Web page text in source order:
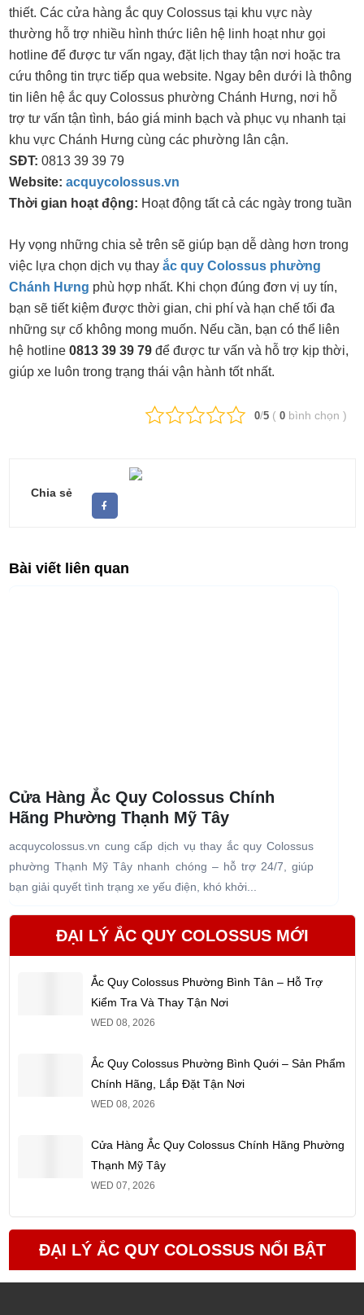
thiết. Các cửa hàng ắc quy Colossus tại khu vực này
thường hỗ trợ nhiều hình thức liên hệ linh hoạt như gọi
hotline để được tư vấn ngay, đặt lịch thay tận nơi hoặc tra
cứu thông tin trực tiếp qua website. Ngay bên dưới là thông
tin liên hệ ắc quy Colossus phường Chánh Hưng, nơi hỗ
trợ tư vấn tận tình, báo giá minh bạch và phục vụ nhanh tại
khu vực Chánh Hưng cùng các phường lân cận.
SĐT: 0813 39 39 79
Website: acquycolossus.vn
Thời gian hoạt động: Hoạt động tất cả các ngày trong tuần
Hy vọng những chia sẻ trên sẽ giúp bạn dễ dàng hơn trong
việc lựa chọn dịch vụ thay ắc quy Colossus phường
Chánh Hưng phù hợp nhất. Khi chọn đúng đơn vị uy tín,
bạn sẽ tiết kiệm được thời gian, chi phí và hạn chế tối đa
những sự cố không mong muốn. Nếu cần, bạn có thể liên
hệ hotline 0813 39 39 79để được tư vấn và hỗ trợ kịp thời,
giúp xe luôn trong trạng thái vận hành tốt nhất.
0/5 ( 0 bình chọn )
Chia sẻ
Bài viết liên quan
Cửa Hàng Ắc Quy Colossus Chính
Hãng Phường Thạnh Mỹ Tây
acquycolossus.vn cung cấp dịch vụ thay ắc quy Colossus
phường Thạnh Mỹ Tây nhanh chóng – hỗ trợ 24/7, giúp
bạn giải quyết tình trạng xe yếu điện, khó khởi...
ĐẠI LÝ ẮC QUY COLOSSUS MỚI
Ắc Quy Colossus Phường Bình Tân – Hỗ Trợ
Kiểm Tra Và Thay Tận Nơi
WED 08, 2026
Ắc Quy Colossus Phường Bình Quới – Sản Phẩm
Chính Hãng, Lắp Đặt Tận Nơi
WED 08, 2026
Cửa Hàng Ắc Quy Colossus Chính Hãng Phường
Thạnh Mỹ Tây
WED 07, 2026
ĐẠI LÝ ẮC QUY COLOSSUS NỔI BẬT